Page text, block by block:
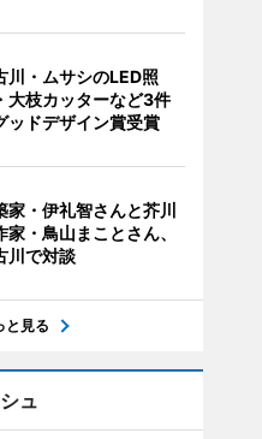
川・ムサシのLED照
大枝カッターなど3件
ッドデザイン賞受賞
家・伊礼智さんと芥川
家・鳥山まことさん、
川で対談
と見る
ュ